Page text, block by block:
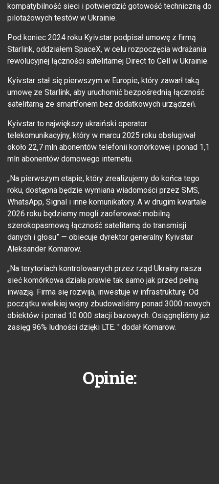
kompatybilność sieci i potwierdzić gotowość techniczną do
pilotażowych testów w Ukrainie.
Pod koniec 2024 roku Kyivstar podpisał umowę z firmą
Starlink, oddziałem SpaceX, w celu rozpoczęcia wdrażania
rewolucyjnej łączności satelitarnej Direct to Cell w Ukrainie.
Kyivstar stał się pierwszym w Europie, który zawarł taką
umowę ze Starlink, aby uruchomić bezpośrednią łączność
satelitarną ze smartfonem bez dodatkowych urządzeń.
Kyivstar to największy ukraiński operator
telekomunikacyjny, który w marcu 2025 roku obsługiwał
około 22,7 mln abonentów telefonii komórkowej i ponad 1,1
mln abonentów domowego internetu.
„Na pierwszym etapie, który zrealizujemy do końca tego
roku, dostępna będzie wymiana wiadomości przez SMS,
WhatsApp, Signal i inne komunikatory. A w drugim kwartale
2026 roku będziemy mogli zaoferować mobilną
szerokopasmową łączność satelitarną do transmisji
danych i głosu” — obiecuje dyrektor generalny Kyivstar
Aleksander Komarow.
„Na terytoriach kontrolowanych przez rząd Ukrainy nasza
sieć komórkowa działa prawie tak samo jak przed pełną
inwazją. Firma się rozwija, inwestuje w infrastrukturę. Od
początku wielkiej wojny zbudowaliśmy ponad 3000 nowych
obiektów i ponad 10 000 stacji bazowych. Osiągnęliśmy już
zasięg 96% ludności dzięki LTE. " dodał Komarow.
Opinie: